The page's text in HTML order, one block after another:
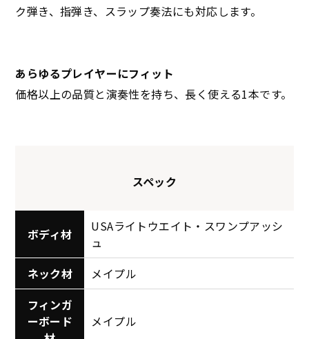
ク弾き、指弾き、スラップ奏法にも対応します。
あらゆるプレイヤーにフィット
価格以上の品質と演奏性を持ち、長く使える1本です。
スペック
ボディ材
USAライトウエイト・スワンプアッシ
ュ
ネック材
メイプル
フィンガ
ーボード
メイプル